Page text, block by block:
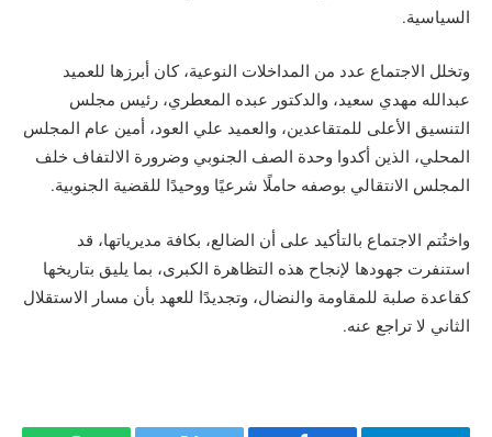
السياسية.
وتخلل الاجتماع عدد من المداخلات النوعية، كان أبرزها للعميد
عبدالله مهدي سعيد، والدكتور عبده المعطري، رئيس مجلس
التنسيق الأعلى للمتقاعدين، والعميد علي العود، أمين عام المجلس
المحلي، الذين أكدوا وحدة الصف الجنوبي وضرورة الالتفاف خلف
المجلس الانتقالي بوصفه حاملًا شرعيًا ووحيدًا للقضية الجنوبية.
واختُتم الاجتماع بالتأكيد على أن الضالع، بكافة مديرياتها، قد
استنفرت جهودها لإنجاح هذه التظاهرة الكبرى، بما يليق بتاريخها
كقاعدة صلبة للمقاومة والنضال، وتجديدًا للعهد بأن مسار الاستقلال
الثاني لا تراجع عنه.